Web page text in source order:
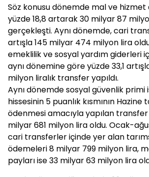
Söz konusu dönemde mal ve hizmet
yüzde 18,8 artarak 30 milyar 87
gerçekleşti. Aynı dönemde, cari
artışla 145 milyar 474 milyon lira
emeklilik ve sosyal yardım giderleri
aynı dönemine göre yüzde 33,1
milyon liralık transfer yapıldı.
Aynı dönemde sosyal güvenlik primi
hissesinin 5 puanlık kısmının Hazine
ödenmesi amacıyla yapılan transfer
milyar 681 milyon lira oldu. Ocak-
cari transferler içinde yer alan
ödemeleri 8 milyar 799 milyon lira,
payları ise 33 milyar 63 milyon lira